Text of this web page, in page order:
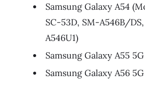
Samsung Galaxy A54
SC-53D, SM-A546B/
A546U1)
Samsung Galaxy A55 5G
Samsung Galaxy A56 5G